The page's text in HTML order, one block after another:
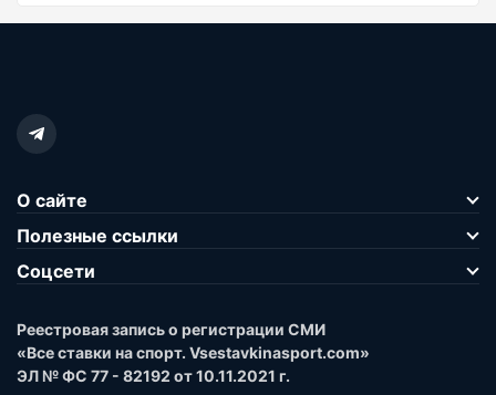
О сайте
Полезные ссылки
Соцсети
Реестровая запись о регистрации СМИ
«Все ставки на спорт. Vsestavkinasport.com»
ЭЛ № ФС 77 - 82192 от 10.11.2021 г.